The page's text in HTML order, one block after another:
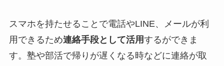
スマホを持たせることで電話やLINE、メールが利
用できるため連絡手段として活用するができま
す。塾や部活で帰りが遅くなる時などに連絡が取